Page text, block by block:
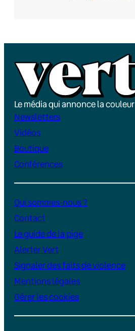
Le média qui annonce la couleur
Newsletters
Vidéos
Boutique
Conférences
Qui sommes-nous ?
Contact
Le guide de la pige
Alerter Vert
Signaler des faits de violence
Mentions légales
Gérer les cookies